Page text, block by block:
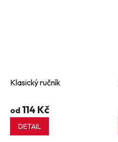
Klasický ručník
od 114 Kč
DETAIL